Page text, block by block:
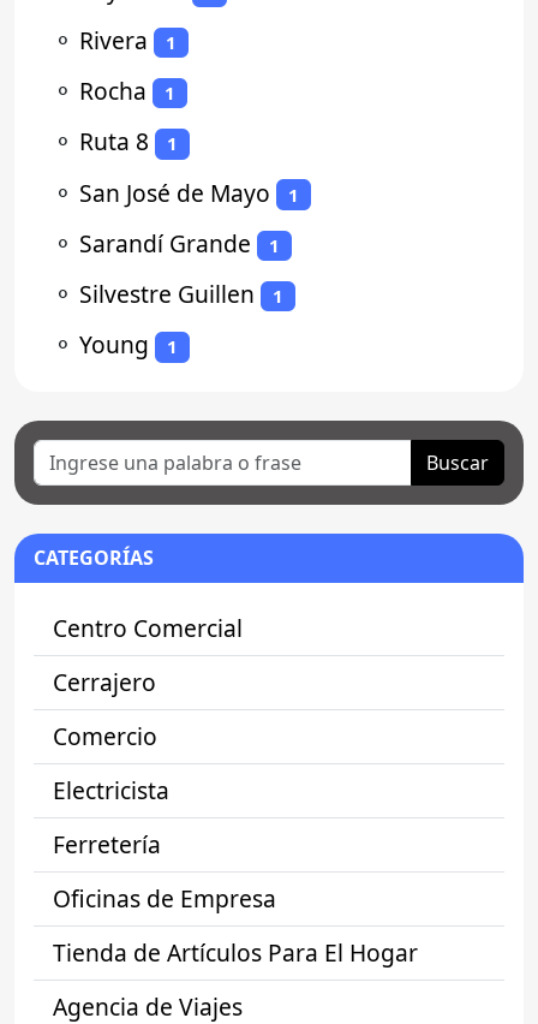
⚬ Rivera 1
⚬ Rocha 1
⚬ Ruta 8 1
⚬ San José de Mayo 1
⚬ Sarandí Grande 1
⚬ Silvestre Guillen 1
⚬ Young 1
Buscar
CATEGORÍAS
Centro Comercial
Cerrajero
Comercio
Electricista
Ferretería
Oficinas de Empresa
Tienda de Artículos Para El Hogar
Agencia de Viajes